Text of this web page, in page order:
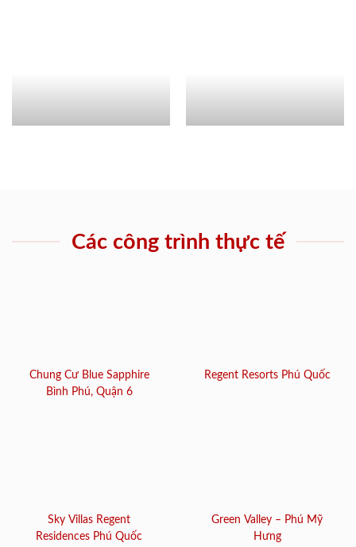
Các công trình thực tế
Chung Cư Blue Sapphire
Bình Phú, Quận 6
Regent Resorts Phú Quốc
Sky Villas Regent
Residences Phú Quốc
Green Valley – Phú Mỹ
Hưng